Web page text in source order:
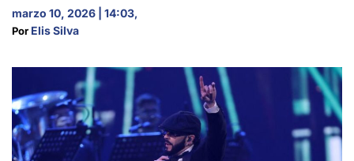
marzo 10, 2026 | 14:03,
Por Elis Silva